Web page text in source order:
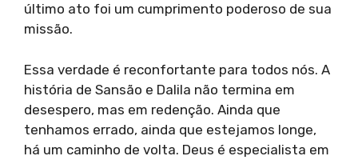
último ato foi um cumprimento poderoso de sua
missão.
Essa verdade é reconfortante para todos nós. A
história de Sansão e Dalila não termina em
desespero, mas em redenção. Ainda que
tenhamos errado, ainda que estejamos longe,
há um caminho de volta. Deus é especialista em